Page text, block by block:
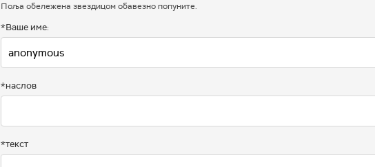
Поља обележена звездицом обавезно попуните.
*Ваше име:
*наслов
*текст